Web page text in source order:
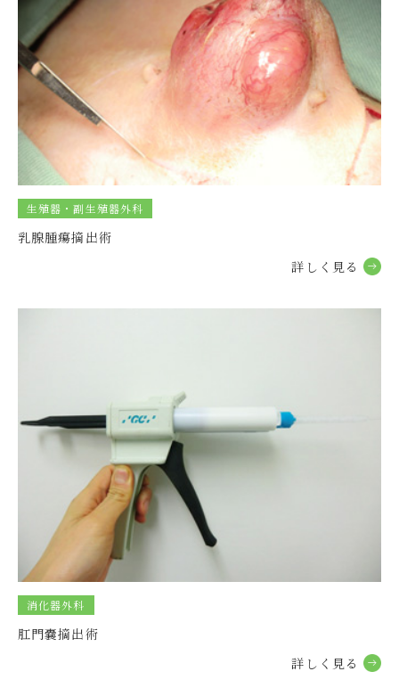
練馬本院 レントゲン検査についてのお知らせ
2025.12.22 グループ
練馬本院 12月23日(火)昼休診のお知らせ
2025.12.22 グループ
練馬本院 サーバーダウンのお知らせ
2025.12.17 グループ
練馬本院 12月18日お昼の休診時間のお知らせ
練馬本院 休診時間のお知らせ
2025.12.03 グループ
練馬本院 休診時間のお知らせ
2025.11.26 グループ
【とくまる】シャッターを開ける時間と電話応対開始時間
について
2025.11.17
生殖器・副生殖器外科
乳腺腫瘍摘出術
詳しく⾒る
消化器外科
肛門嚢摘出術
詳しく⾒る